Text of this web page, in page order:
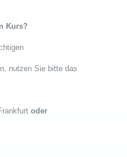
Kurs?
nutzen Sie bitte das
oder